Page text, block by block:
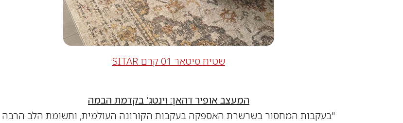
שטיח סיטאר 01 קרם SITAR
המעצב אופיר דהאן: וינטג' בקדמת הבמה
"בעקבות המחסור בשרשרת האספקה בעקבות הקורונה העולמית, ותשומת הלב הרבה